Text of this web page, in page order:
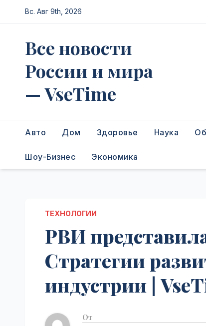
Перейти
к
Вс. Авг 9th, 2026
Все новости
России и мира
— VseTime
Авто Дом Здоровье Наука
Шоу-Бизнес Экономика
ТЕХНОЛОГИИ
РВИ
Стратегии
индустрии |
От